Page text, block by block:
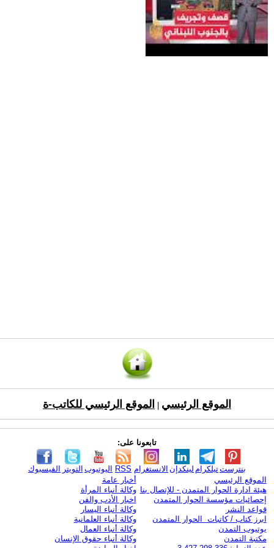
الموقع الرئيسي الموقع الرئيسي للكاتب-ة
تابعونا على:
الفيسبوك التويتر اليوتيوب RSS الانستغرام لينكدإن تيلكرامبنترست
الموقع الرئيسي
هيئة ادارة الحوار المتمدن - للإتصال بنا
إحصائيات مؤسسة الحوار المتمدن
قواعد النشر
ابرز كتاب / كاتبات الحوار المتمدن
يوتيوب التمدن
مكتبة التمدن
أخبار عامة
وكالة أنباء المرأة
اخبار الأدب والفن
وكالة أنباء اليسار
وكالة أنباء العلمانية
وكالة أنباء العمال
وكالة أنباء حقوق الإنسان